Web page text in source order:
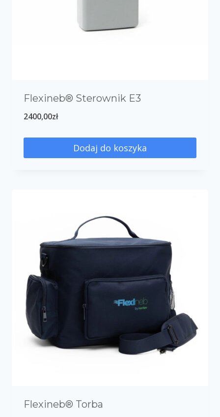
Flexineb® Sterownik E3
2400,00zł
Dodaj do koszyka
Flexineb® Torba